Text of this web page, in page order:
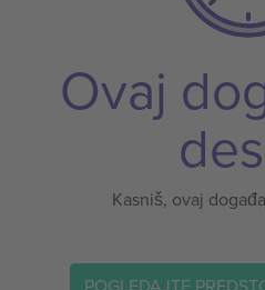
Ovaj
Kasniš, ovaj
POGLEDAJTE